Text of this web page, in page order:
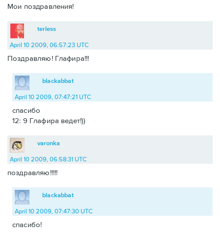
Мои поздравления!
terless
April 10 2009, 06:57:23 UTC
Поздравляю! Глафира!!!
blackabbat
April 10 2009, 07:47:21 UTC
спасибо
12: 9 Глафира ведет!))
varonka
April 10 2009, 06:58:31 UTC
поздравляю!!!!!
blackabbat
April 10 2009, 07:47:30 UTC
спасибо!